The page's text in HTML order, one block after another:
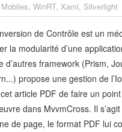
, WinRT, Xaml, Silverlight
de Contrôle est un
la modularité d’une
d’autres framework (Prism,
propose une gestion de
article PDF de faire un point
dans MvvmCross. Il s’agit
de page, le format PDF lui